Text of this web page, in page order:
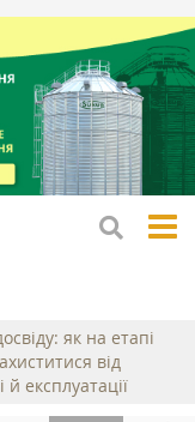
як на етапі
від
експлуатації